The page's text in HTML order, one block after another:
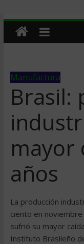
Manufactura
Brasil:
mayor
años
La producción
ciento en
sufrió su mayor
Instituto Brasileño